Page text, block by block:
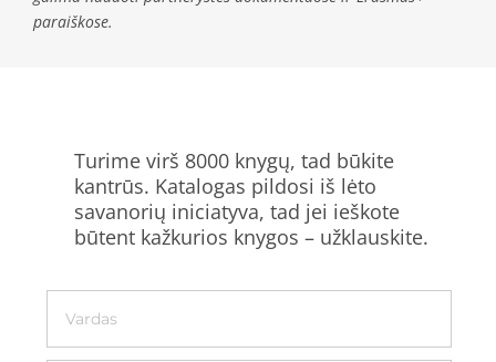
paraiškose.
Turime virš 8000 knygų, tad būkite
kantrūs. Katalogas pildosi iš lėto
savanorių iniciatyva, tad jei ieškote
būtent kažkurios knygos – užklauskite.